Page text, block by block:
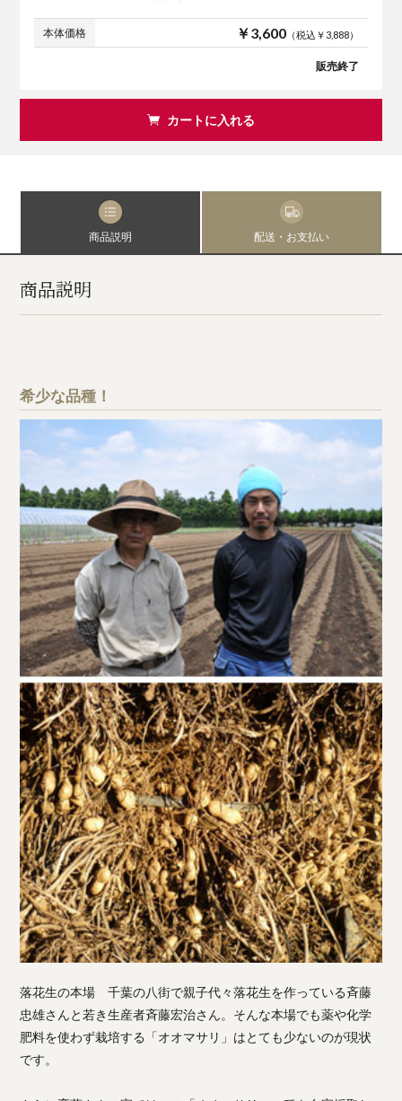
本体価格 ￥3,600（税込￥3,888）
販売終了
カートに入れる
商品説明 配送・お支払い
商品説明
希少な品種！
落花生の本場 千葉の八街で親子代々落花生を作っている斉藤
忠雄さんと若き生産者斉藤宏治さん。そんな本場でも薬や化学
肥料を使わず栽培する「オオマサリ」はとても少ないのが現状
です。